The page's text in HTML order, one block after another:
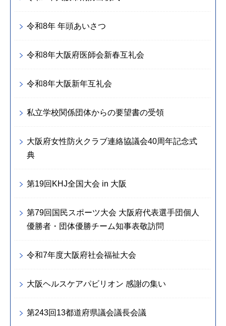
令和8年 年頭あいさつ
令和8年大阪府医師会新春互礼会
令和8年大阪新年互礼会
私立学校関係団体からの要望書の受領
大阪府女性防火クラブ連絡協議会40周年記念式
典
第19回KHJ全国大会 in 大阪
第79回国民スポーツ大会 大阪府代表選手団個人
優勝者・団体優勝チーム知事表敬訪問
令和7年度大阪府社会福祉大会
大阪ヘルスケアパビリオン 感謝の集い
第243回13都道府県議会議長会議